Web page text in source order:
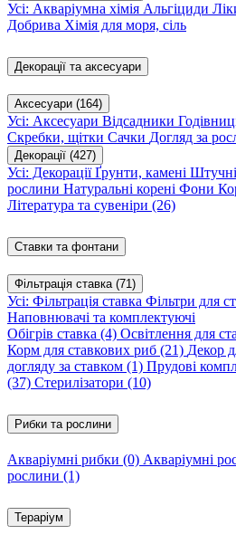
Усі: Акваріумна хімія Альгіциди
Добрива Хімія для моря, сіль
Декорації та аксесуари
Аксесуари (164)
Усі: Аксесуари Відсадники
Скребки, щітки Сачки Догляд за
Декорації (427)
Усі: ДекораціїҐрунти, камені Штучні
рослини Натуральні корені Фони
Література та сувеніри (26)
Ставки та фонтани
Фільтрація ставка (71)
Усі: Фільтрація ставка Фільтри для
Наповнювачі та комплектуючі
Обігрів ставка (4) Освітлення для
Корм для ставкових риб (21) Декор
догляду за ставком (1) Прудові
(37) Стерилізатори (10)
Рибки та рослини
Акваріумні рибки (0) Акваріумні
рослини (1)
Тераріум